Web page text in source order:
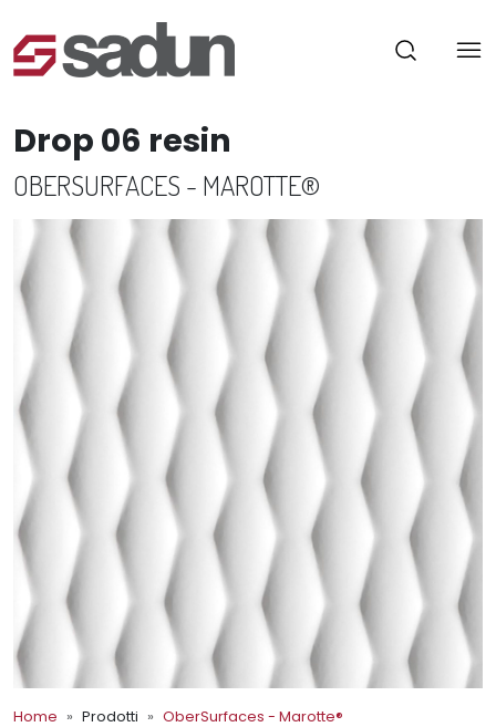
Drop 06 resin
OBERSURFACES - MAROTTE®
Home Prodotti
OberSurfaces - Marotte®